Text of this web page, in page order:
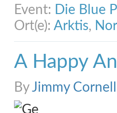
Event: Die Blue
Ort(e): Arktis,
A Happy
ByJimmy Cornell